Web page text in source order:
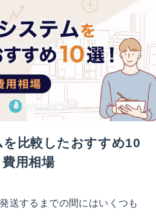
比較したおすすめ10
用相場
formLab編集部
送するまでの間にはいくつも